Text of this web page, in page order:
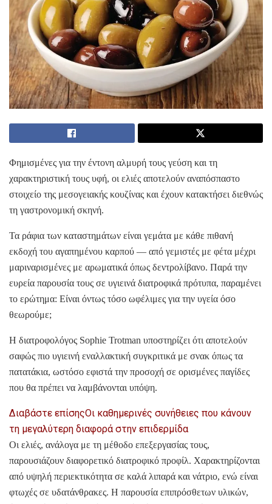
Φημισμένες για την έντονη αλμυρή τους γεύση και τη
χαρακτηριστική τους υφή, οι ελιές αποτελούν αναπόσπαστο
στοιχείο της μεσογειακής κουζίνας και έχουν κατακτήσει διεθνώς
τη γαστρονομική σκηνή.
Τα ράφια των καταστημάτων είναι γεμάτα με κάθε πιθανή
εκδοχή του αγαπημένου καρπού — από γεμιστές με φέτα μέχρι
μαριναρισμένες με αρωματικά όπως δεντρολίβανο. Παρά την
ευρεία παρουσία τους σε υγιεινά διατροφικά πρότυπα, παραμένει
το ερώτημα: Είναι όντως τόσο ωφέλιμες για την υγεία όσο
θεωρούμε;
Η διατροφολόγος Sophie Trotman υποστηρίζει ότι αποτελούν
σαφώς πιο υγιεινή εναλλακτική συγκριτικά με σνακ όπως τα
πατατάκια, ωστόσο εφιστά την προσοχή σε ορισμένες παγίδες
που θα πρέπει να λαμβάνονται υπόψη.
Διαβάστε επίσηςΟι καθημερινές συνήθειες που κάνουν
τη μεγαλύτερη διαφορά στην επιδερμίδα
Οι ελιές, ανάλογα με τη μέθοδο επεξεργασίας τους,
παρουσιάζουν διαφορετικό διατροφικό προφίλ. Χαρακτηρίζονται
από υψηλή περιεκτικότητα σε καλά λιπαρά και νάτριο, ενώ είναι
φτωχές σε υδατάνθρακες. Η παρουσία επιπρόσθετων υλικών,